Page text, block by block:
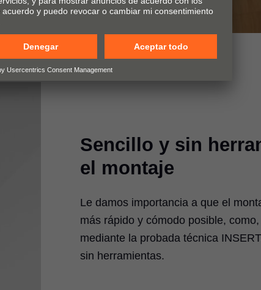
Sencillo y sin
el montaje
Le damos importancia a que el
más rápido y cómodo posible,
mediante la probada técnica
sin herramientas.